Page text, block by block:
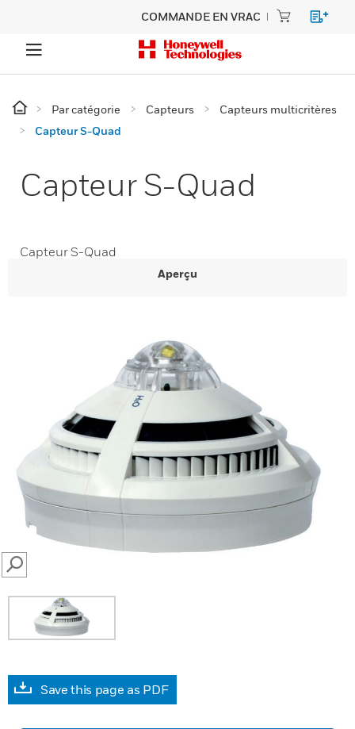
COMMANDE EN VRAC
Par catégorie Capteurs
Capteurs multicritères
Capteur S-Quad
Capteur S-Quad
Capteur S-Quad
Aperçu
SEARCH
Save this page as PDF